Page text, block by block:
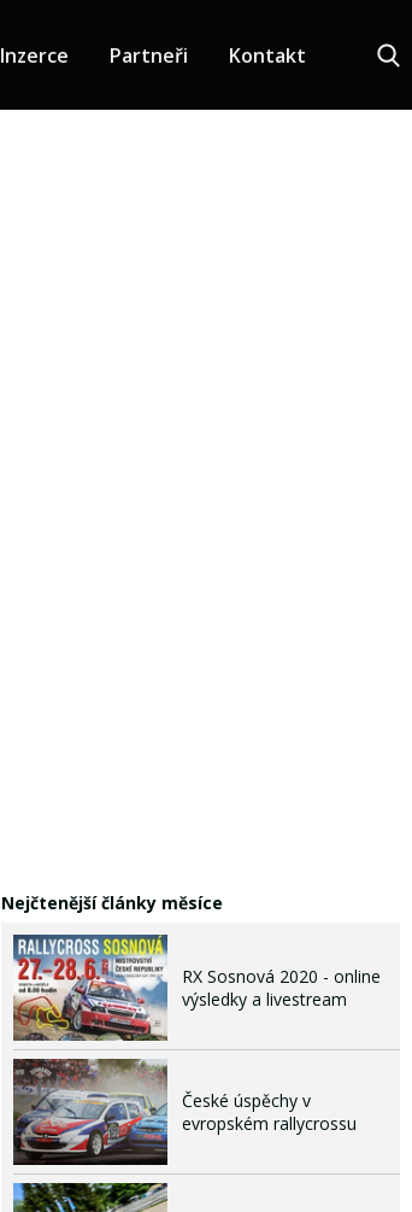
Inzerce Partneři Kontakt
Nejčtenější články měsíce
RX Sosnová 2020 - online
výsledky a livestream
České úspěchy v
evropském rallycrossu